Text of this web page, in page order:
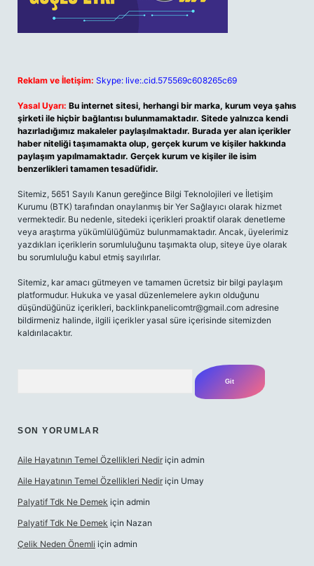
Reklam ve İletişim: Skype: live:.cid.575569c608265c69
Yasal Uyarı: Bu internet sitesi, herhangi bir marka, kurum veya şahıs
şirketi ile hiçbir bağlantısı bulunmamaktadır. Sitede yalnızca kendi
hazırladığımız makaleler paylaşılmaktadır. Burada yer alan içerikler
haber niteliği taşımamakta olup, gerçek kurum ve kişiler hakkında
paylaşım yapılmamaktadır. Gerçek kurum ve kişiler ile isim
benzerlikleri tamamen tesadüfidir.
Sitemiz, 5651 Sayılı Kanun gereğince Bilgi Teknolojileri ve İletişim
Kurumu (BTK) tarafından onaylanmış bir Yer Sağlayıcı olarak hizmet
vermektedir. Bu nedenle, sitedeki içerikleri proaktif olarak denetleme
veya araştırma yükümlülüğümüz bulunmamaktadır. Ancak, üyelerimiz
yazdıkları içeriklerin sorumluluğunu taşımakta olup, siteye üye olarak
bu sorumluluğu kabul etmiş sayılırlar.
Sitemiz, kar amacı gütmeyen ve tamamen ücretsiz bir bilgi paylaşım
platformudur. Hukuka ve yasal düzenlemelere aykırı olduğunu
düşündüğünüz içerikleri, backlinkpanelicomtr@gmail.com adresine
bildirmeniz halinde, ilgili içerikler yasal süre içerisinde sitemizden
kaldırılacaktır.
SON YORUMLAR
Aile Hayatının Temel Özellikleri Nedir için admin
Aile Hayatının Temel Özellikleri Nedir için Umay
Palyatif Tdk Ne Demek için admin
Palyatif Tdk Ne Demek için Nazan
Çelik Neden Önemli için admin